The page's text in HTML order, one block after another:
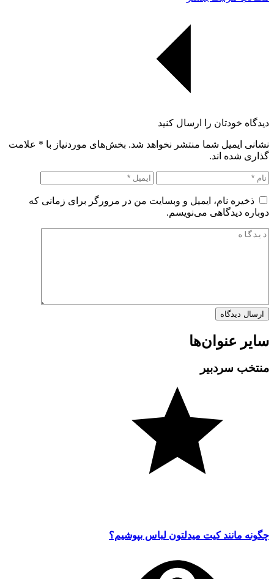
دیدگاه خودتان را ارسال کنید
نشانی ایمیل شما منتشر نخواهد شد. بخش‌های موردنیاز با * علامت
گذاری شده اند.
ذخیره نام، ایمیل و وبسایت من در مرورگر برای زمانی که
دوباره دیدگاهی می‌نویسم.
سایر عنوان‌ها
منتخب سردبیر
چگونه مانند کیت میدلتون لباس بپوشیم؟